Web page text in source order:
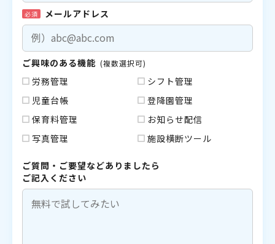
必須 メールアドレス
ご興味のある機能 (複数選択可)
労務管理
シフト管理
児童台帳
登降園管理
保育料管理
お知らせ配信
写真管理
施設横断ツール
ご質問・ご要望などありましたら
ご記入ください